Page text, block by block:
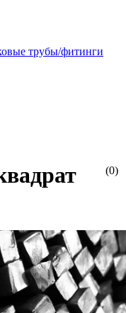
трубы/фитинги
(0)